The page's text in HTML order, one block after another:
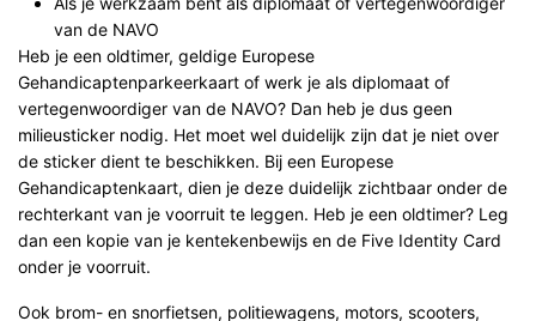
van de NAVO
Heb je een oldtimer, geldige Europese
Gehandicaptenparkeerkaart of werk je als diplomaat of
vertegenwoordiger van de NAVO? Dan heb je dus geen
milieusticker nodig. Het moet wel duidelijk zijn dat je niet over
de sticker dient te beschikken. Bij een Europese
Gehandicaptenkaart, dien je deze duidelijk zichtbaar onder de
rechterkant van je voorruit te leggen. Heb je een oldtimer? Leg
dan een kopie van je kentekenbewijs en de Five Identity Card
onder je voorruit.
Ook brom- en snorfietsen, politiewagens, motors, scooters,